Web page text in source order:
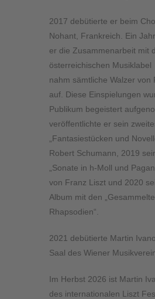
2017 debütierte er beim
Nohant, Frankreich. Ein
er die Zusammenarbeit mit
österreichischen Musiklabel
nahm sämtliche Walzer von
auf. Diese Einspielungen
Publikum begeistert
veröffentlichte er sein
„Fantasiestücken und
Robert Schumann, 2019
„Sonate in h-Moll und
von Franz Liszt und 2020
Album mit den
Rhapsodien“.
2021 debütierte Martin
Saal des Wiener
Im Herbst 2026 ist Martin
des internationalen Liszt